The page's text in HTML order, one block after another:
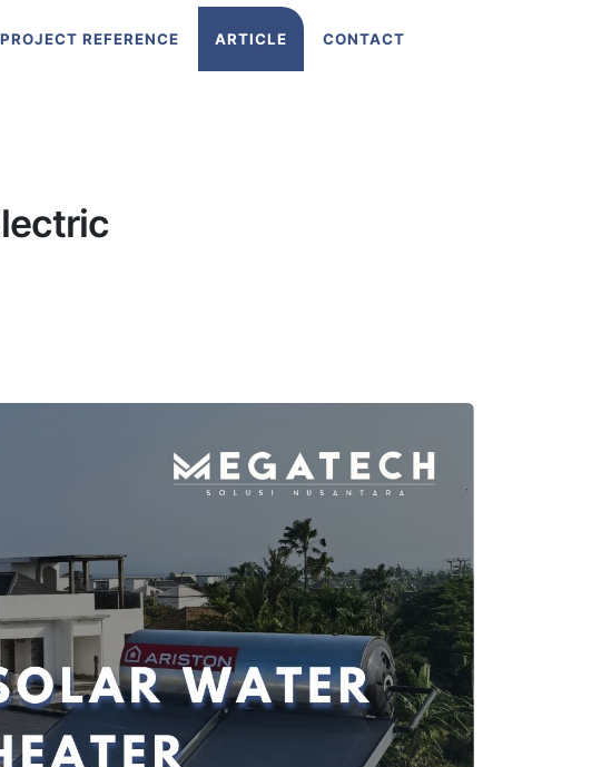
PROJECT REFERENCE ARTICLE CONTACT